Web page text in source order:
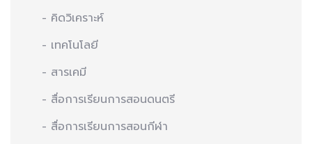
- คิดวิเคราะห์
- เทคโนโลยี
- สารเคมี
- สื่อการเรียนการสอนดนตรี
- สื่อการเรียนการสอนกีฬา